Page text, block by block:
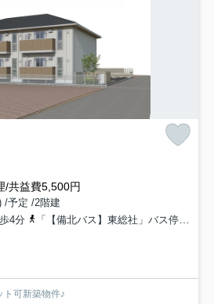
/共益費5,500円
/予定 /2階建
4分
「【備北バス】東総社」バス停下車 徒歩5分
可新築物件♪